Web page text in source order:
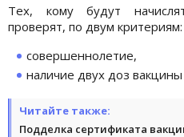
Тех, кому будут
проверят, по двум критериям:
совершеннолетие,
наличие двух доз вакцины
Читайте также:
Подделка сертификата